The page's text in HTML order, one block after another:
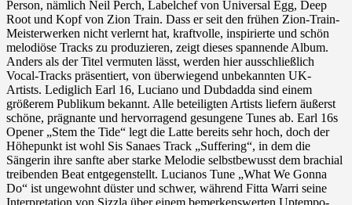
Person, nämlich Neil Perch, Labelchef von Universal Egg, Deep
Root und Kopf von Zion Train. Dass er seit den frühen Zion-Train-
Meisterwerken nicht verlernt hat, kraftvolle, inspirierte und schön
melodiöse Tracks zu produzieren, zeigt dieses spannende Album.
Anders als der Titel vermuten lässt, werden hier ausschließlich
Vocal-Tracks präsentiert, von überwiegend unbekannten UK-
Artists. Lediglich Earl 16, Luciano und Dubdadda sind einem
größerem Publikum bekannt. Alle beteiligten Artists liefern äußerst
schöne, prägnante und hervorragend gesungene Tunes ab. Earl 16s
Opener „Stem the Tide“ legt die Latte bereits sehr hoch, doch der
Höhepunkt ist wohl Sis Sanaes Track „Suffering“, in dem die
Sängerin ihre sanfte aber starke Melodie selbstbewusst dem brachial
treibenden Beat entgegenstellt. Lucianos Tune „What We Gonna
Do“ ist ungewohnt düster und schwer, während Fitta Warri seine
Interpretation von Sizzla über einem bemerkenswerten Uptempo-